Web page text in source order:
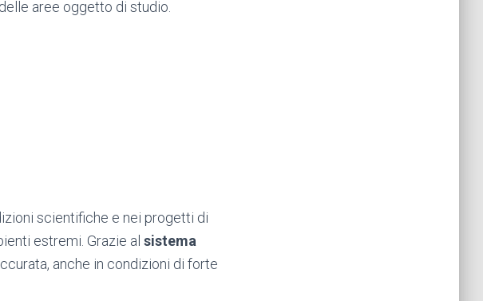
delle aree oggetto di studio.
scientifiche e nei progetti di
estremi. Grazie al sistema
anche in condizioni di forte